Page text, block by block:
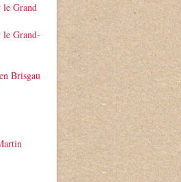
le Grand
le Grand-
Brisgau